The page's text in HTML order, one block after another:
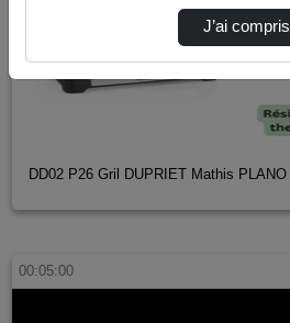
DD02 P26 Gril DUPRIET Mathis PLANO
00:05:00
J’ai compris